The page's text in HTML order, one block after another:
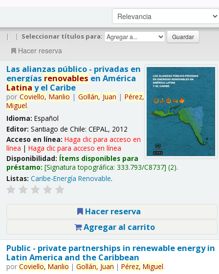
| | Seleccionar títulos para:
Hacer reserva
Las alianzas público - privadas en
energías renovables en América
Latina y el Caribe
por Coviello, Manlio | Gollán, Juan | Pérez,
Miguel.
Idioma: Español
Editor: Santiago de Chile: CEPAL, 2012
Acceso en línea: Haga clic para acceso en
línea | Haga clic para acceso en línea
Disponibilidad: Ítems disponibles para
préstamo: Signatura topográfica: 333.793/C8737 (2).
Listas: Caribe-Energía Renovable.
Hacer reserva
Agregar al carrito
Public - private partnerships in renewable energy in
Latin America and the Caribbean
por Coviello, Manlio | Gollán, Juan | Pérez, Miguel.